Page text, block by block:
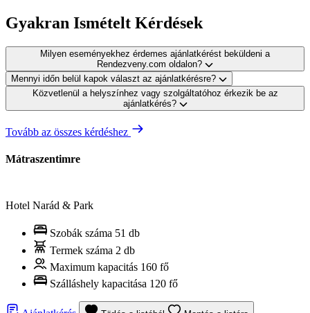
Gyakran Ismételt Kérdések
Milyen eseményekhez érdemes ajánlatkérést beküldeni a
Rendezveny.com oldalon?
Mennyi időn belül kapok választ az ajánlatkérésre?
Közvetlenül a helyszínhez vagy szolgáltatóhoz érkezik be az
ajánlatkérés?
Tovább az összes kérdéshez
Mátraszentimre
Hotel Narád & Park
Szobák száma 51 db
Termek száma 2 db
Maximum kapacitás 160 fő
Szálláshely kapacitása 120 fő